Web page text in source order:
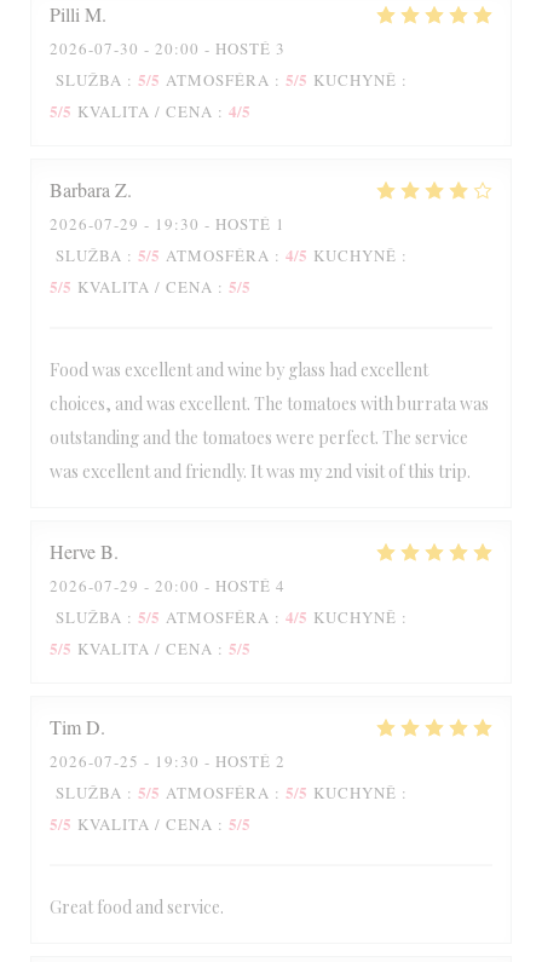
Pilli M
2026-07-30 - 20:00 - HOSTÉ 3
SLUŽBA : 5/5 ATMOSFÉRA : 5/5 KUCHYNĚ :
5/5 KVALITA / CENA : 4/5
Barbara Z
2026-07-29 - 19:30 - HOSTÉ 1
SLUŽBA : 5/5 ATMOSFÉRA : 4/5 KUCHYNĚ :
5/5 KVALITA / CENA : 5/5
Food was excellent and wine by glass had excellent
choices, and was excellent. The tomatoes with burrata was
outstanding and the tomatoes were perfect. The service
was excellent and friendly. It was my 2nd visit of this trip.
HerveB
2026-07-29 - 20:00 - HOSTÉ 4
SLUŽBA : 5/5 ATMOSFÉRA : 4/5 KUCHYNĚ :
5/5 KVALITA / CENA : 5/5
TimD
2026-07-25 - 19:30 - HOSTÉ 2
SLUŽBA : 5/5 ATMOSFÉRA : 5/5 KUCHYNĚ :
5/5 KVALITA / CENA : 5/5
Great food and service.